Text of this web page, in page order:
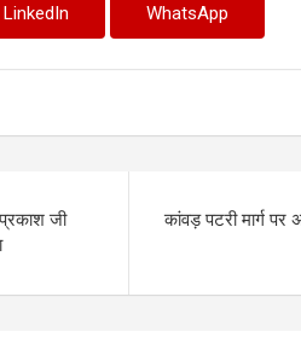
LinkedIn WhatsApp
जी
कांवड़ पटरी मार्ग